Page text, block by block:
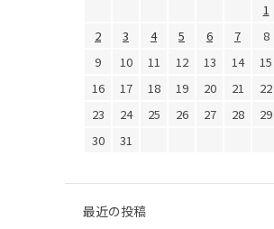
1
2
3 4 5 6 7
8
9
10 11 12 13 14
15
16
17 18 19 20 21
22
23
24 25 26 27 28
29
30
31
最近の投稿